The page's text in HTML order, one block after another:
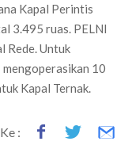
Kapal Perintis
3.495 ruas. PELNI
Rede. Untuk
10
Kapal Ternak.
: